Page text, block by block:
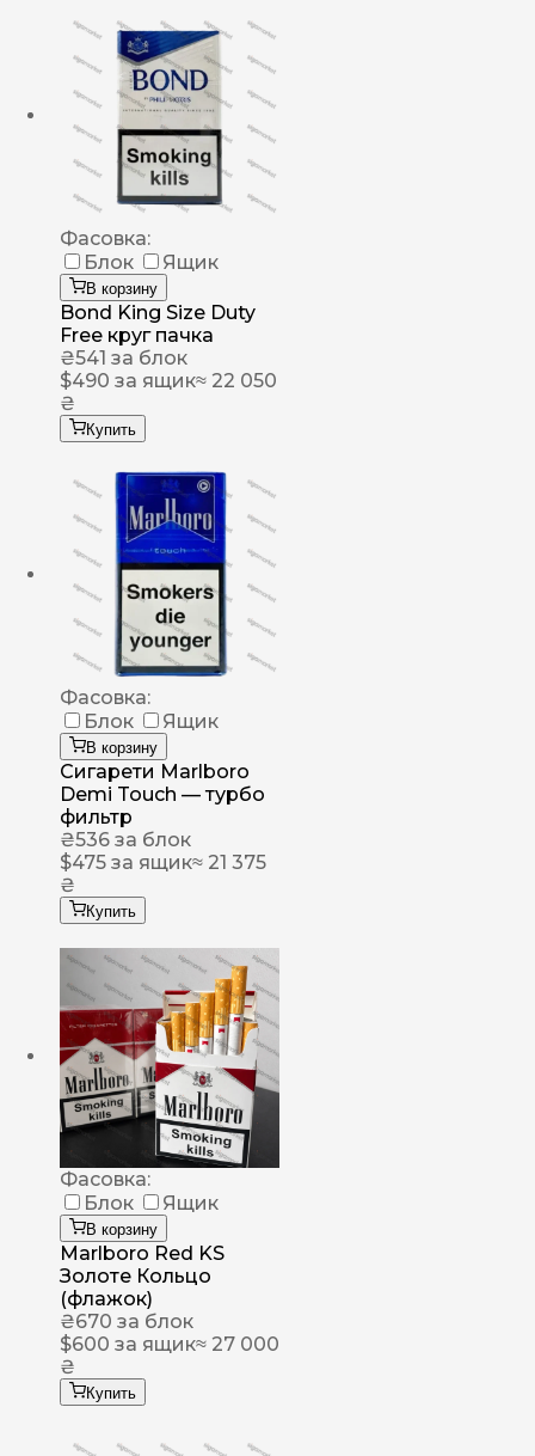
Фасовка:
Блок
Ящик
В корзину
Bond King Size Duty
Free круг пачка
₴541 за блок
$490 за ящик≈ 22 050
₴
Купить
Фасовка:
Блок
Ящик
В корзину
Сигарети Marlboro
Demi Touch — турбо
фильтр
₴536 за блок
$475 за ящик≈ 21 375
₴
Купить
Фасовка:
Блок
Ящик
В корзину
Marlboro Red KS
Золоте Кольцо
(флажок)
₴670 за блок
$600 за ящик≈ 27 000
₴
Купить